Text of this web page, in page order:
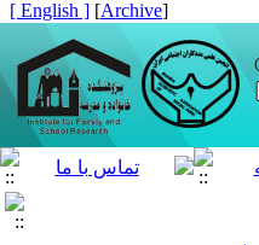
[
Archive
]
[ English ]